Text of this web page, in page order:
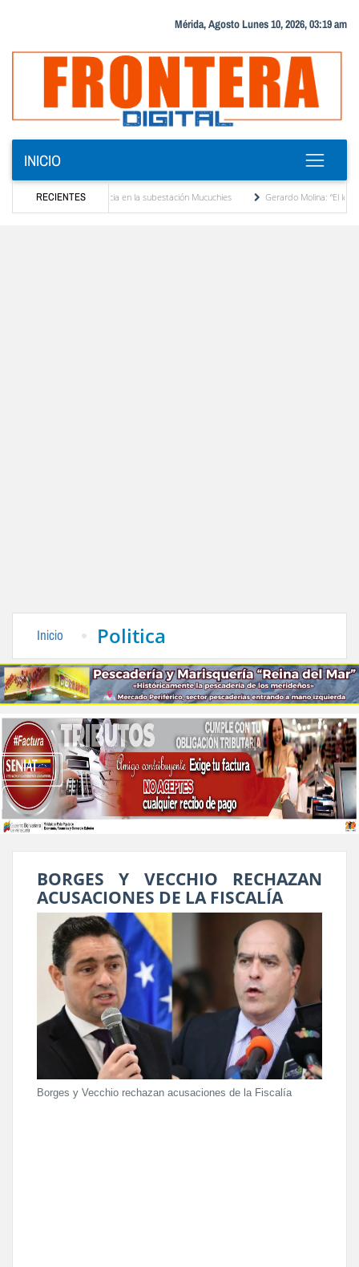
Mérida, Agosto Lunes 10, 2026, 03:19 am
INICIO
RECIENTES
de potencia en la subestación Mucuchies
Gerardo Molina: “El legado
Inicio Politica
BORGES Y VECCHIO RECHAZAN
ACUSACIONES DE LA FISCALÍA
Borges y Vecchio rechazan acusaciones de la Fiscalía